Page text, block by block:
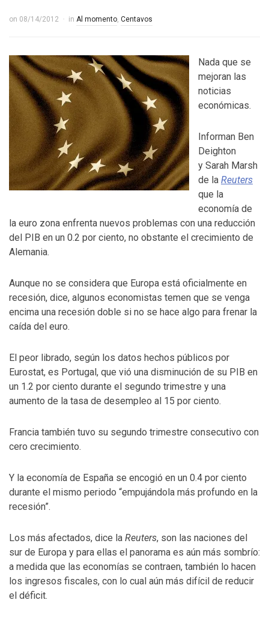
on 08/14/2012 in Al momento, Centavos
Nada que se
mejoran las
noticias
económicas.
Informan Ben
Deighton
y Sarah Marsh
de la Reuters
que la
economía de
la euro zona enfrenta nuevos problemas con una reducción
del PIB en un 0.2 por ciento, no obstante el crecimiento de
Alemania.
Aunque no se considera que Europa está oficialmente en
recesión, dice, algunos economistas temen que se venga
encima una recesión doble si no se hace algo para frenar la
caída del euro.
El peor librado, según los datos hechos públicos por
Eurostat, es Portugal, que vió una disminución de su PIB en
un 1.2 por ciento durante el segundo trimestre y una
aumento de la tasa de desempleo al 15 por ciento.
Francia también tuvo su segundo trimestre consecutivo con
cero crecimiento.
Y la economía de España se encogió en un 0.4 por ciento
durante el mismo periodo “empujándola más profundo en la
recesión”.
Los más afectados, dice la Reuters, son las naciones del
sur de Europa y para ellas el panorama es aún más sombrío:
a medida que las economías se contraen, también lo hacen
los ingresos fiscales, con lo cual aún más difícil de reducir
el déficit.